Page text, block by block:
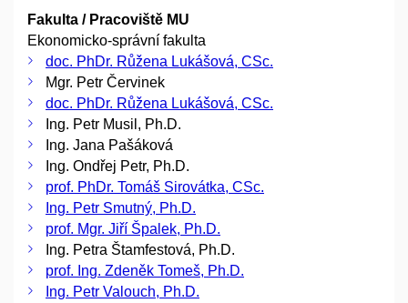
Fakulta / Pracoviště MU
Ekonomicko-správní fakulta
doc. PhDr. Růžena Lukášová, CSc.
Mgr. Petr Červinek
doc. PhDr. Růžena Lukášová, CSc.
Ing. Petr Musil, Ph.D.
Ing. Jana Pašáková
Ing. Ondřej Petr, Ph.D.
prof. PhDr. Tomáš Sirovátka, CSc.
Ing. Petr Smutný, Ph.D.
prof. Mgr. Jiří Špalek, Ph.D.
Ing. Petra Štamfestová, Ph.D.
prof. Ing. Zdeněk Tomeš, Ph.D.
Ing. Petr Valouch, Ph.D.